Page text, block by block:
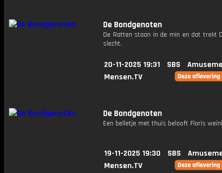
De Bondgenoten
De Ratten staan in de min en dat trekt
slecht.
20-11-2025 19:31 SBS
Mensen.TV
De Bondgenoten
Een belletje met thuis belooft Floris
19-11-2025 19:30 SBS
Mensen.TV